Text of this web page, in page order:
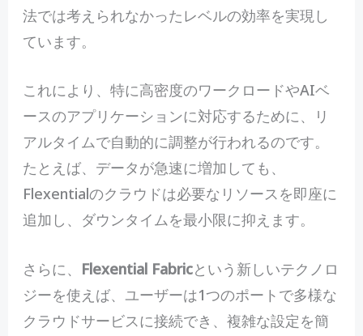
法では考えられなかったレベルの効率を実現し
ています。
これにより、特に高密度のワークロードやAIベ
ースのアプリケーションに対応するために、リ
アルタイムで自動的に調整が行われるのです。
たとえば、データが急速に増加しても、
Flexentialのクラウドは必要なリソースを即座に
追加し、ダウンタイムを最小限に抑えます。
さらに、 Flexential Fabricという新しいテクノロ
ジーを使えば、ユーザーは1つのポートで多様な
クラウドサービスに接続でき、複雑な設定を簡